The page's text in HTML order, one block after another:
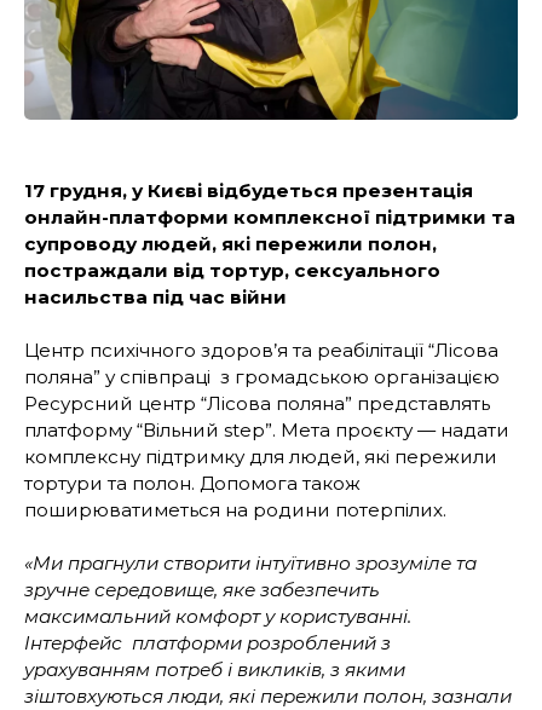
17 грудня, у Києві відбудеться презентація
онлайн-платформи комплексної підтримки та
супроводу людей, які пережили полон,
постраждали від тортур, сексуального
насильства під час війни
Центр психічного здоров’я та реабілітації “Лісова
поляна” у співпраці з громадською організацією
Ресурсний центр “Лісова поляна” представлять
платформу “Вільний step”. Мета проєкту — надати
комплексну підтримку для людей, які пережили
тортури та полон. Допомога також
поширюватиметься на родини потерпілих.
«Ми прагнули створити інтуїтивно зрозуміле та
зручне середовище, яке забезпечить
максимальний комфорт у користуванні.
Інтерфейс платформи розроблений з
урахуванням потреб і викликів, з якими
зіштовхуються люди, які пережили полон, зазнали